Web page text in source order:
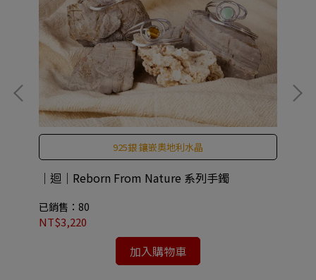
925銀 鑲嵌奧地利水晶
｜迴｜Reborn From Nature 系列手鐲
已銷售：80
NT$3,220
加入購物車